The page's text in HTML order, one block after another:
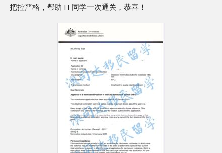
把控严格，帮助 H 同学一次通关，恭喜！